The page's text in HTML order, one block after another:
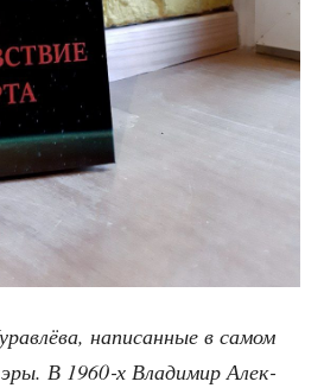
напи­сан­ные в самом
эры. В 1960‑х Вла­ди­мир Алек­